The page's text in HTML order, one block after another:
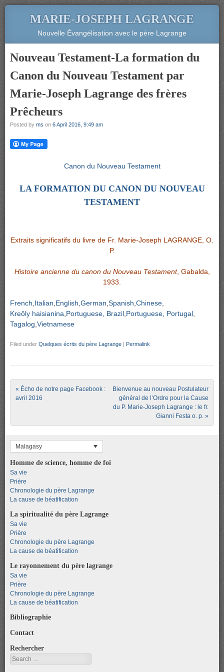
MARIE-JOSEPH LAGRANGE
Nouvelle Évangélisation avec le père Lagrange
Nouveau Testament-La formation du
Canon du Nouveau Testament par
Marie-Joseph Lagrange des frères
Prêcheurs
Posted by ms on 6 April 2016, 9:49 am
Canon du Nouveau Testament
LA FORMATION DU CANON DU NOUVEAU
TESTAMENT
Extraits significatifs du livre de Fr. Marie-Joseph LAGRANGE, O.
P.
Histoire ancienne du canon du Nouveau Testament, Gabalda,
1933.
French Italian English German Spanish Chinese
Kreôly haisianina Portuguese, Brazil Portuguese, Portugal
Tagalog Vietnamese
Filed under Quelques écrits du père Lagrange | Permalink
Post navigation
« Écho de notre page Facebook :
avril 2016
Bienvenue au nouveau Postulateur
général de l’Ordre pour la Cause
du P. Marie-Joseph Lagrange : le fr.
Gianni Festa o. p. »
Malagasy
Homme de science, homme de foi
Sa vie
Prière
Chronologie du père Lagrange
La cause de béatification
La spiritualité du père Lagrange
Sa vie
Prière
Chronologie du père Lagrange
La cause de béatification
Le rayonnement du père lagrange
Sa vie
Prière
Chronologie du père Lagrange
La cause de béatification
Bibliographie
Contact
Rechercher
Search